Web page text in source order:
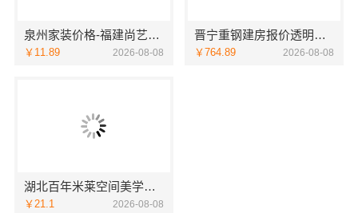
泉州家装价格-福建尚艺空间新材料科技有限公司
￥11.89 2026-08-08
晋宁重钢建房报价透明，云南晟构建筑建材有限公司
￥764.89 2026-08-08
湖北百年米莱空间美学装饰材料有限公司黄石专业空间设计一站式
￥21.1 2026-08-08